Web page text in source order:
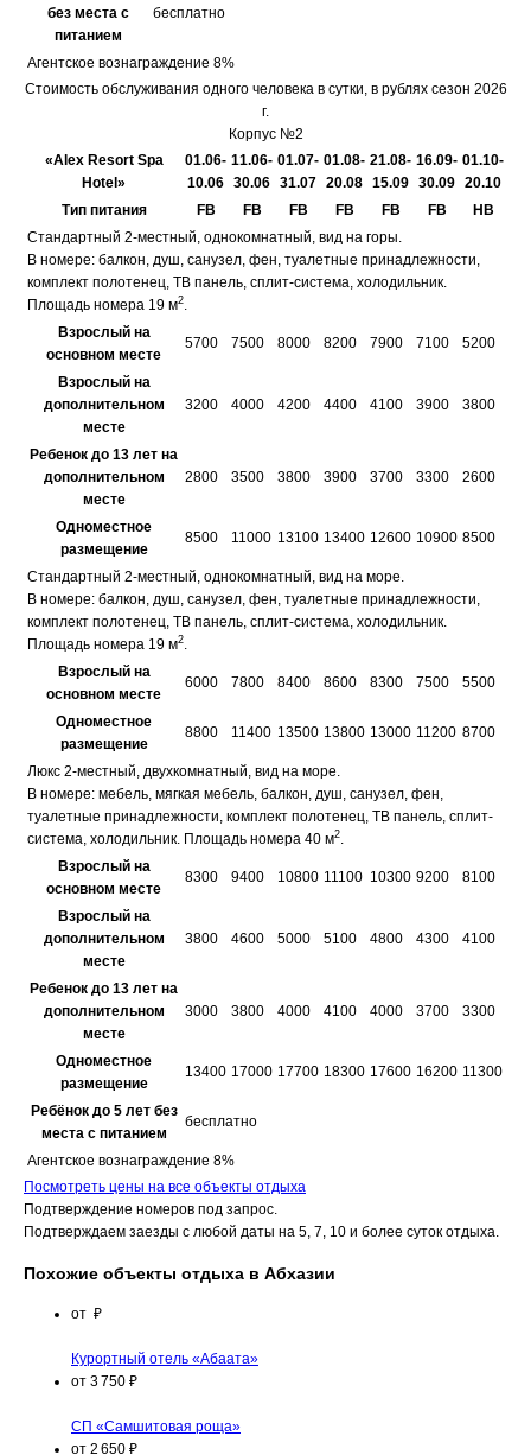
без места с
питанием
бесплатно
Агентское вознаграждение 8%
Стоимость обслуживания одного человека в сутки, в рублях сезон 2026
г.
Корпус №2
«Alex Resort Spa
Hotel»
01.06-
10.06
11.06-
30.06
01.07-
31.07
01.08-
20.08
21.08-
15.09
16.09-
30.09
01.10-
20.10
Тип питания
FB FB FB FB FB FB
HB
Стандартный 2-местный, однокомнатный, вид на горы.
В номере: балкон, душ, санузел, фен, туалетные принадлежности,
комплект полотенец, ТВ панель, сплит-система, холодильник.
Площадь номера 19 м2.
Взрослый на
основном месте
5700 7500 8000 8200 7900 7100 5200
Взрослый на
дополнительном
месте
3200 4000 4200 4400 4100 3900 3800
Ребенок до 13 лет на
дополнительном
месте
2800 3500 3800 3900 3700 3300 2600
Одноместное
размещение
8500 11000 13100 13400 12600 10900 8500
Стандартный 2-местный, однокомнатный, вид на море.
В номере: балкон, душ, санузел, фен, туалетные принадлежности,
комплект полотенец, ТВ панель, сплит-система, холодильник.
Площадь номера 19 м2.
Взрослый на
основном месте
6000 7800 8400 8600 8300 7500 5500
Одноместное
размещение
8800 11400 13500 13800 13000 11200 8700
Люкс 2-местный, двухкомнатный, вид на море.
В номере: мебель, мягкая мебель, балкон, душ, санузел, фен,
туалетные принадлежности, комплект полотенец, ТВ панель, сплит-
система, холодильник. Площадь номера 40 м2.
Взрослый на
основном месте
8300 9400 10800 11100 10300 9200 8100
Взрослый на
дополнительном
месте
3800 4600 5000 5100 4800 4300 4100
Ребенок до 13 лет на
дополнительном
месте
3000 3800 4000 4100 4000 3700 3300
Одноместное
размещение
13400 17000 17700 18300 17600 16200 11300
Ребёнок до 5 лет без
места с питанием
бесплатно
Агентское вознаграждение 8%
Посмотреть цены на все объекты отдыха
Подтверждение номеров под запрос.
Подтверждаем заезды с любой даты на 5, 7, 10 и более суток отдыха.
Похожие объекты отдыха в Абхазии
от ₽
Курортный отель «Абаата»
от 3 750 ₽
СП «Самшитовая роща»
от 2 650 ₽